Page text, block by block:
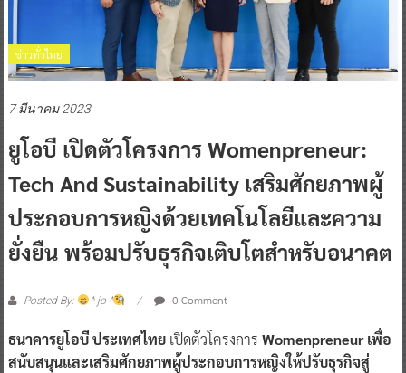
ข่าวทั่วไทย
7 มีนาคม 2023
ยูโอบี เปิดตัวโครงการ Womenpreneur:
Tech And Sustainability เสริมศักยภาพผู้
ประกอบการหญิงด้วยเทคโนโลยีและความ
ยั่งยืน พร้อมปรับธุรกิจเติบโตสำหรับอนาคต
Posted By: ^ jo ^ 0 Comment
ธนาคารยูโอบี ประเทศไทย เปิดตัวโครงการ Womenpreneur เพื่อ
สนับสนุนและเสริมศักยภาพผู้ประกอบการหญิงให้ปรับธุรกิจสู่